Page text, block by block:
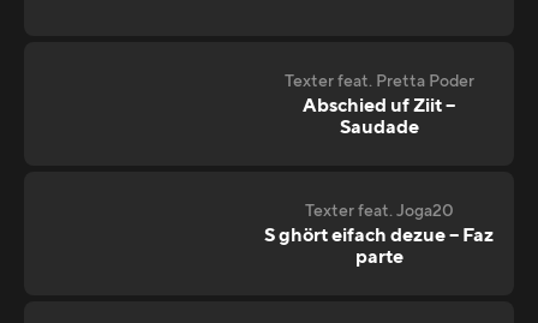
Texter feat. Pretta Poder
Abschied uf Ziit –
Saudade
Texter feat. Joga20
S ghört eifach dezue – Faz
parte